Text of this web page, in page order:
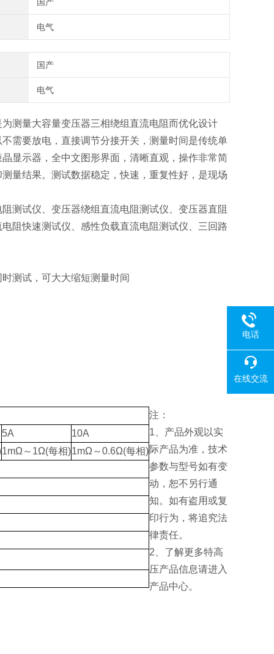
电气
国产
电气
测量大容量变压器三相绕组直流电阻而优化设计
需要放电，直接调节分接开关，测量时间是传统单
显示器，全中文图形界面，清晰直观，操作非常简
量结果。测试数据稳定，快速，重复性好，是现场
测试仪、变压器绕组直流电阻测试仪、变压器直阻
阻快速测试仪、感性负载直流电阻测试仪、三回路
测试，可大大缩短测量时间
5A
10A
1mΩ～1Ω(每相)1mΩ～0.6Ω(每相)
注：
1、产品外观以实
际产品为准，技术
参数与型号如有变
动，恕不另行通
知。如有盗用或复
印行为，将追究法
律责任。
2、了解更多特高
压产品信息请进入
产品中心。
电话
在线交流